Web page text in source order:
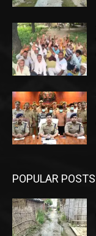
POPULAR POSTS